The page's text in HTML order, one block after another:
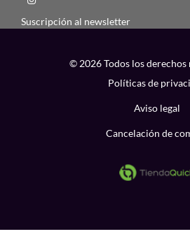
Suscripción al newsletter
© 2026 Todos los derechos
Políticas de
Aviso legal
Cancelación de